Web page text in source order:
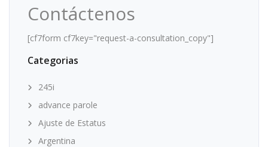
Contáctenos
[cf7form cf7key="request-a-consultation_copy"]
Categorias
245i
advance parole
Ajuste de Estatus
Argentina